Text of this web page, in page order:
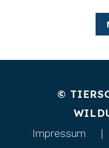
©
Impressum